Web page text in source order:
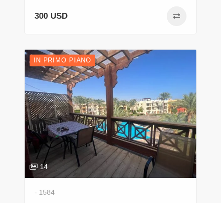
300 USD
IN PRIMO PIANO
14
- 1584